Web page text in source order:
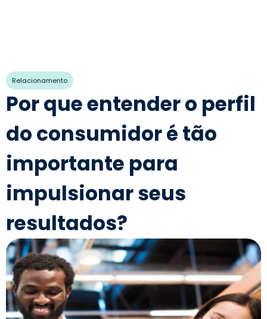
Relacionamento
Por que entender o perfil
do consumidor é tão
importante para
impulsionar seus
resultados?